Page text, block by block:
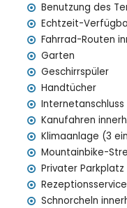
von der Villa)
(innerhalb von 3
3 Kilometern von der
3 Kilometern von der
Kilometern von der Villa)
Kilometern von der Villa)
Kindern
Benutzung des
Echtzeit-
Fahrrad-Routen
Garten
Geschirrspüler
Handtücher
Internetanschluss
Kanufahren
Klimaanlage (3
Mountainbike-
Privater Parkplatz
Rezeptionsservice
Schnorcheln